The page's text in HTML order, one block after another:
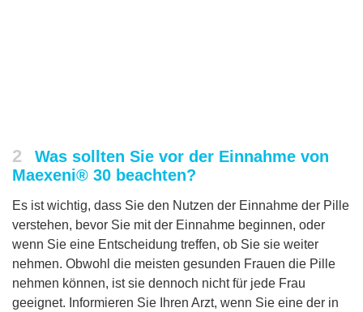
2
Was sollten Sie vor der Einnahme von
Maexeni® 30 beachten?
Es ist wichtig, dass Sie den Nutzen der Einnahme der Pille
verstehen, bevor Sie mit der Einnahme beginnen, oder
wenn Sie eine Entscheidung treffen, ob Sie sie weiter
nehmen. Obwohl die meisten gesunden Frauen die Pille
nehmen können, ist sie dennoch nicht für jede Frau
geeignet. Informieren Sie Ihren Arzt, wenn Sie eine der in